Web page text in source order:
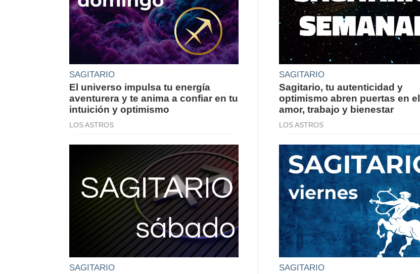
SAGITARIO
El universo impulsa tu energía
aventurera y te anima a confiar en tu
intuición y optimismo
LOS ASTROS
SAGITARIO
Sagitario, tu autenticidad y
optimismo abren puertas en el
amor, trabajo y bienestar
LOS ASTROS
SAGITARIO SAGITARIO